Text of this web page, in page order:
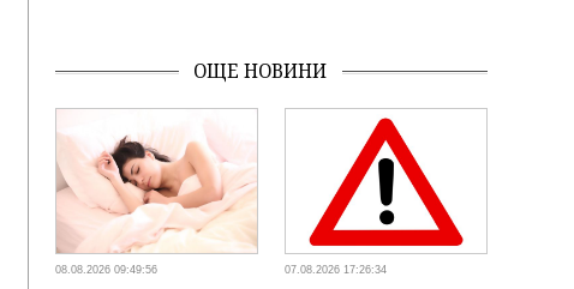
ОЩЕ НОВИНИ
08.08.2026 09:49:56 07.08.2026 17:26:34